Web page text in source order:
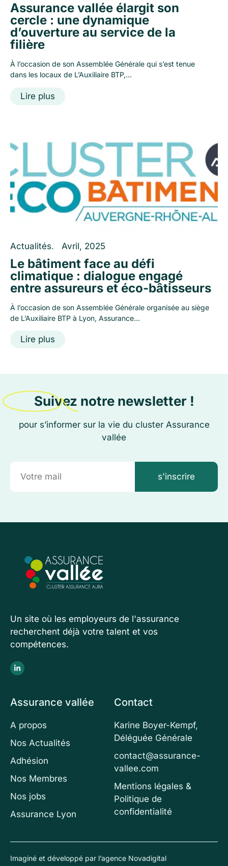
Assurance vallée élargit son
cercle : une dynamique
d’ouverture au service de la
filière
À l’occasion de son Assemblée Générale qui s’est tenue
dans les locaux de L’Auxiliaire BTP,...
Lire plus
Actualités. Avril, 2025
Le bâtiment face au défi
climatique : dialogue engagé
entre assureurs et éco-bâtisseurs
À l’occasion de son Assemblée Générale organisée au siège
de L’Auxiliaire BTP à Lyon, Assurance...
Lire plus
Suivez notre newsletter !
pour s’informer sur la vie du cluster Assurance
vallée
s'inscrire
Un site où les employeurs de l'assurance
recherchent déjà votre talent et vos
compétences.
Assurance vallée
A propos
Nos Actualités
Adhésion
Nos Membres
Nos jobs
Assurance Lyon
Contact
Karine Boyer-Kempf,
Déléguée Générale
contact@assurance-
vallee.com
Mentions légales &
Politique de
confidentialité
Imaginé et développé par l’agence Novadigital